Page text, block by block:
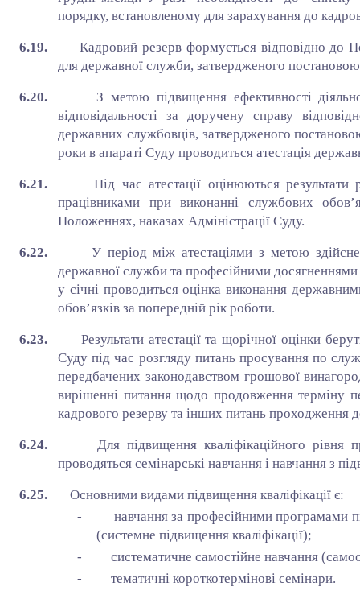
порядку, встановленому для зарахування до
6.19.Кадровий резерв формується відповідно до
для державної служби, затвердженого
6.20.З метою підвищення ефективності
відповідальності за доручену справу
державних службовців, затвердженого
роки в апараті Суду проводиться атестація
6.21.Під час атестації оцінюються результати
працівниками при виконанні службових
Положеннях, наказах Адміністрації Суду.
6.22. У період між атестаціями з метою
державної служби та професійними
у січні проводиться оцінка виконання
обов’язків за попередній рік роботи.
6.23. Результати атестації та щорічної оцінки
Суду під час розгляду питань просування по
передбачених законодавством грошової
вирішенні питання щодо продовження терміну
кадрового резерву та інших питань проходження
6.24.Для підвищення кваліфікаційного рівня
проводяться семінарські навчання і навчання з
6.25. Основними видами підвищення кваліфікації є:
- навчання за професійними програмами
(системне підвищення кваліфікації);
- систематичне самостійне навчання
- тематичні короткотермінові семінари.